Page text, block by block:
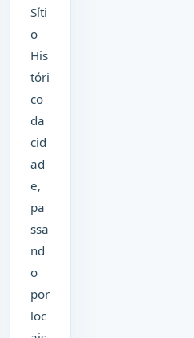
Síti
o
His
tóri
co
da
cid
ad
e,
pa
ssa
nd
o
por
loc